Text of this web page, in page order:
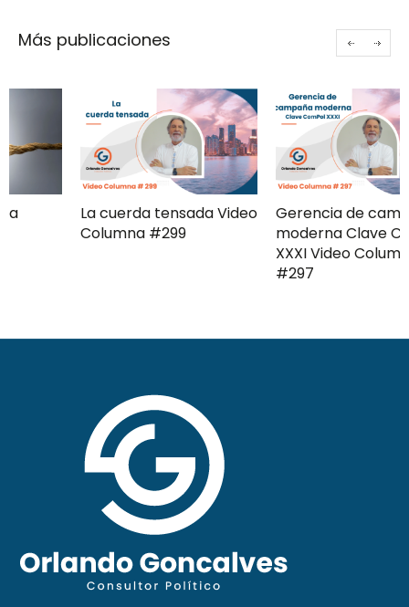
Más publicaciones
La cuerda tensada Video
Columna #299
Gerencia de campaña
moderna Clave ComPol